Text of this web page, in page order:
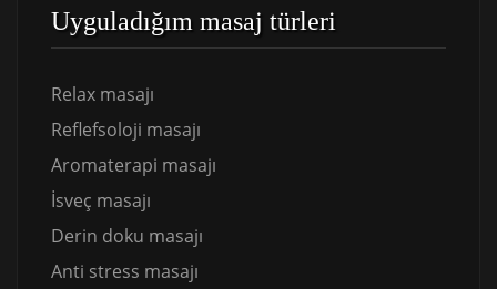
Uyguladığım masaj türleri
Relax masajı
Reflefsoloji masajı
Aromaterapi masajı
İsveç masajı
Derin doku masajı
Anti stress masajı